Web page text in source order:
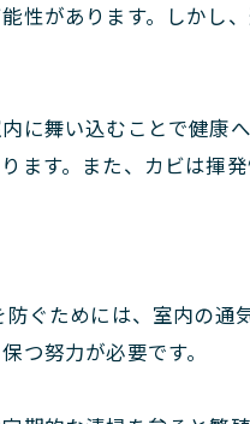
性があります。しかし
に舞い込むことで健康
ます。また、カビは揮
防ぐためには、室内の通
つ努力が必要です。